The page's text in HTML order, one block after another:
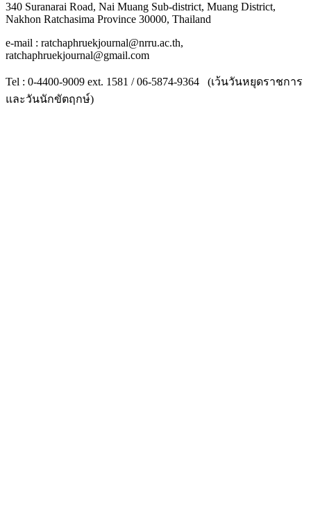
340 Suranarai Road, Nai Muang Sub-district, Muang District,
Nakhon Ratchasima Province 30000, Thailand
e-mail : ratchaphruekjournal@nrru.ac.th,
ratchaphruekjournal@gmail.com
Tel : 0-4400-9009 ext. 1581 / 06-5874-9364 (เว้นวันหยุดราชการ
และวันนักขัตฤกษ์)